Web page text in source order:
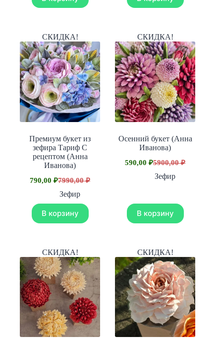
СКИДКА!
Премиум букет из
зефира Тариф С
рецептом (Анна
Иванова)
7990,00₽
Первоначальная
цена
составляла
7990,00 ₽.
790,00₽Текущая
цена:
790,00 ₽.
Зефир
В корзину
СКИДКА!
Осенний букет (Анна
Иванова)
5900,00₽
Первоначальная
цена
составляла
590,00₽Текущая
цена:
Зефир
В корзину
СКИДКА! СКИДКА!